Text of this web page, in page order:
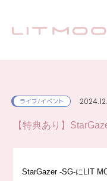
ライブ/イベント
【特典あり】
StarGazer -SG-にLIT